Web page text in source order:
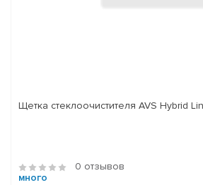
Щетка стеклоочистителя AVS Hybrid
0 отзывов
много